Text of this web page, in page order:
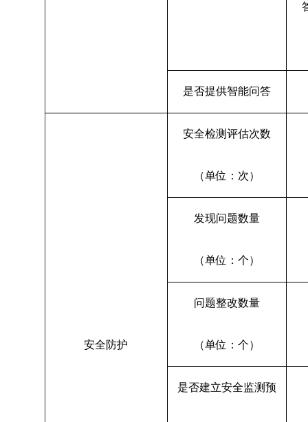
是否提供智能问答
安全防护
安全检测评估次数
（单位：次）
发现问题数量
（单位：个）
问题整改数量
（单位：个）
是否建立安全监测预